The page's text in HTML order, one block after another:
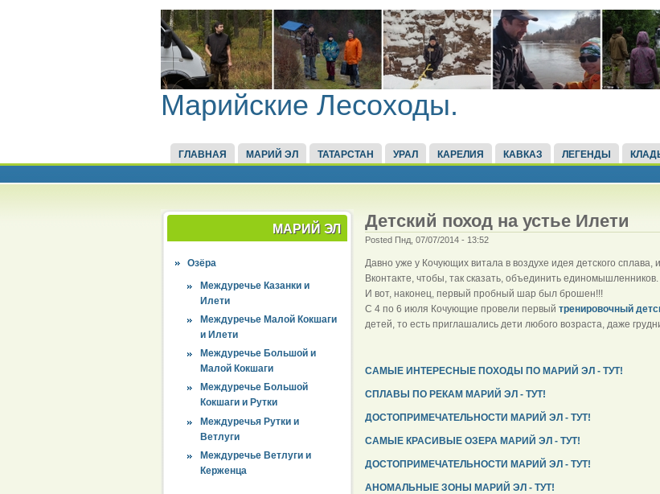
Марийские Лесоходы.
ГЛАВНАЯ МАРИЙ ЭЛ ТАТАРСТАН УРАЛ КАРЕЛИЯ КАВКАЗ ЛЕГЕНДЫ
МАРИЙ ЭЛ
Озёра
Междуречье Казанки и
Илети
Междуречье Малой Кокшаги
и Илети
Междуречье Большой и
Малой Кокшаги
Междуречье Большой
Кокшаги и Рутки
Междуречья Рутки и
Ветлуги
Междуречье Ветлуги и
Керженца
Детский поход на устье Илети
Posted Пнд, 07/07/2014 - 13:52
Давно уже у Кочующих витала в воздухе идея детского
Вконтакте, чтобы, так сказать, объединить единомышленников.
И вот, наконец, первый пробный шар был брошен!!!
С 4 по 6 июля Кочующие провели первый тренировочный
детей, то есть приглашались дети любого возраста, даже
САМЫЕ ИНТЕРЕСНЫЕ ПОХОДЫ ПО МАРИЙ ЭЛ - ТУТ!
СПЛАВЫ ПО РЕКАМ МАРИЙ ЭЛ - ТУТ!
ДОСТОПРИМЕЧАТЕЛЬНОСТИ МАРИЙ ЭЛ - ТУТ!
САМЫЕ КРАСИВЫЕ ОЗЕРА МАРИЙ ЭЛ - ТУТ!
ДОСТОПРИМЕЧАТЕЛЬНОСТИ МАРИЙ ЭЛ - ТУТ!
АНОМАЛЬНЫЕ ЗОНЫ МАРИЙ ЭЛ - ТУТ!